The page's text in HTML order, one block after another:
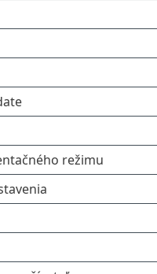
režimu